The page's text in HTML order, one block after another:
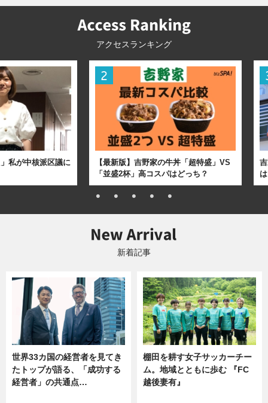
アクセスランキング
私が中核派区議に
【最新版】吉野家の牛丼「超特盛」VS
「並盛2杯」高コスパはどっち？
新着記事
世界33カ国の経営者を見てき
たトップが語る、「成功する
経営者」の共通点…
棚田を耕す女子サッカーチー
ム。地域とともに歩む 『FC
越後妻有』